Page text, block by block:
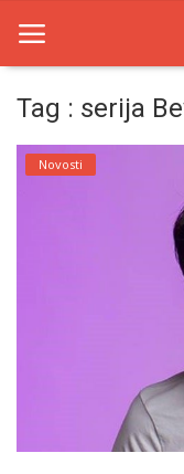
Home
Tag : serija
Novosti